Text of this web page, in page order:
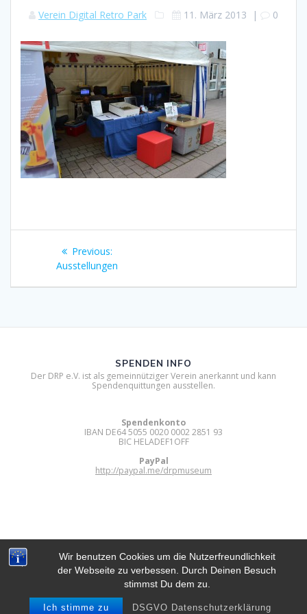
Wir benutzen Cookies um die Nutzerfreundlichkeit
der Webseite zu verbessen. Durch Deinen Besuch
stimmst Du dem zu.
Ich stimme zu DSGVO Datenschutzerklärung
Verein Digital Retro Park 11. März 2013 | 0
Beitragsnavigation
Previous:Previous
post:
Ausstellungen
DIGITAL RETRO PARK E.V.
© 2012 - 2026 Digital Retro Park e.V..
Built using WordPress and Mesmerize Theme.
SPENDEN INFO
Der DRP e.V. ist als gemeinnütziger Verein anerkannt und kann
Spendenquittungen ausstellen.
Spendenkonto
IBAN DE64 5055 0020 0002 2851 93
BIC HELADEF1OFF
PayPal
http://paypal.me/drpmuseum